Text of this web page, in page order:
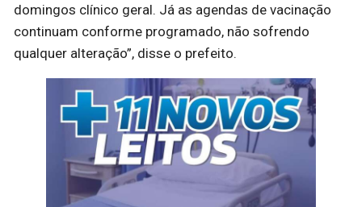
domingos clínico geral. Já as agendas de vacinação
continuam conforme programado, não sofrendo
qualquer alteração”, disse o prefeito.